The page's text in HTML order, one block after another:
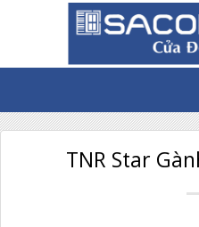
TNR Star